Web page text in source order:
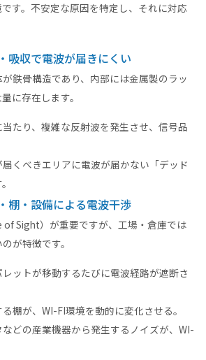
す。不安定な原因を特定し、それに対応
吸収で電波が届きにくい
鉄骨構造であり、内部には金属製のラッ
に存在します。
当たり、複雑な反射波を発生させ、信号品
届くべきエリアに電波が届かない「デッド
棚・設備による電波干渉
of Sight）が重要ですが、工場・倉庫では
が特徴です。
レットが移動するたびに電波経路が遮断さ
棚が、WI-FI環境を動的に変化させる。
などの産業機器から発生するノイズが、WI-